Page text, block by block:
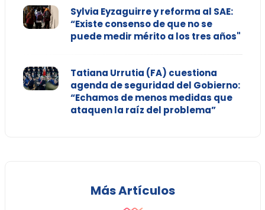
Sylvia Eyzaguirre y reforma al SAE:
“Existe consenso de que no se
puede medir mérito a los tres años"
Tatiana Urrutia (FA) cuestiona
agenda de seguridad del Gobierno:
“Echamos de menos medidas que
ataquen la raíz del problema”
Más Artículos